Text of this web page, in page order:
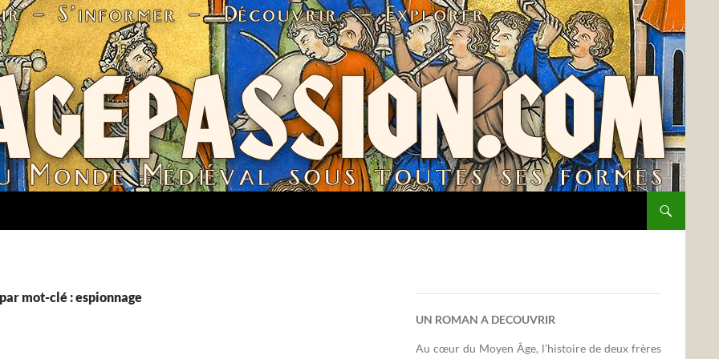
mot-clé : espionnage
UN ROMAN A DECOUVRIR
Au cœur du Moyen Âge, l'histoire de deux frères